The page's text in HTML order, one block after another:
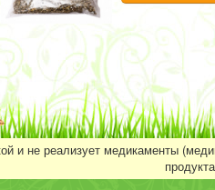
и не реализует медикаменты